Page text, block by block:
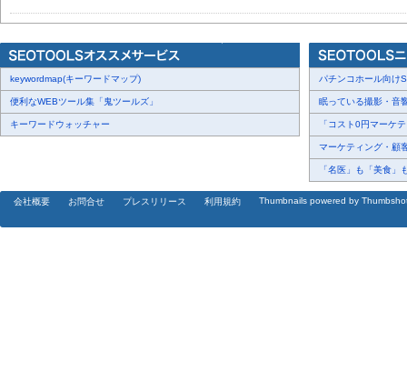
keywordmap(キーワードマップ)
便利なWEBツール集「鬼ツールズ」
キーワードウォッチャー
パチンコホール向け
眠っている撮影・音
「コスト0円マーケ
マーケティング・顧
「名医」も「美食」
会社概要 お問合せ プレスリリース 利用規約 Thumbnails powered by